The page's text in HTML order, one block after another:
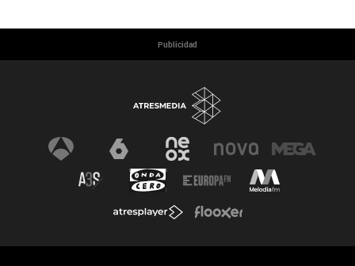
Cumbre del Clima Programa Hazte Eco
Publicidad